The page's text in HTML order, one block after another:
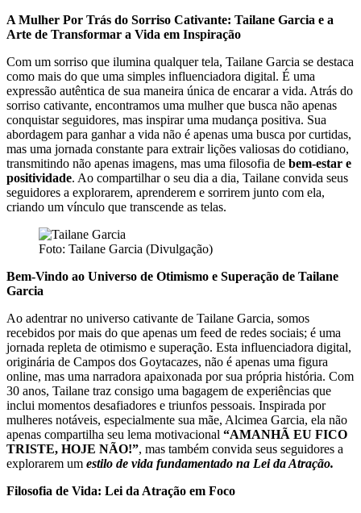
A Mulher Por Trás do Sorriso Cativante: Tailane Garcia e a
Arte de Transformar a Vida em Inspiração
Com um sorriso que ilumina qualquer tela, Tailane Garcia se destaca
como mais do que uma simples influenciadora digital. É uma
expressão autêntica de sua maneira única de encarar a vida. Atrás do
sorriso cativante, encontramos uma mulher que busca não apenas
conquistar seguidores, mas inspirar uma mudança positiva. Sua
abordagem para ganhar a vida não é apenas uma busca por curtidas,
mas uma jornada constante para extrair lições valiosas do cotidiano,
transmitindo não apenas imagens, mas uma filosofia de bem-estar e
positividade. Ao compartilhar o seu dia a dia, Tailane convida seus
seguidores a explorarem, aprenderem e sorrirem junto com ela,
criando um vínculo que transcende as telas.
Foto: Tailane Garcia (Divulgação)
Bem-Vindo ao Universo de Otimismo e Superação de Tailane
Garcia
Ao adentrar no universo cativante de Tailane Garcia, somos
recebidos por mais do que apenas um feed de redes sociais; é uma
jornada repleta de otimismo e superação. Esta influenciadora digital,
originária de Campos dos Goytacazes, não é apenas uma figura
online, mas uma narradora apaixonada por sua própria história. Com
30 anos, Tailane traz consigo uma bagagem de experiências que
inclui momentos desafiadores e triunfos pessoais. Inspirada por
mulheres notáveis, especialmente sua mãe, Alcimea Garcia, ela não
apenas compartilha seu lema motivacional “AMANHÃ EU FICO
TRISTE, HOJE NÃO!”, mas também convida seus seguidores a
explorarem um estilo de vida fundamentado na Lei da Atração.
Filosofia de Vida: Lei da Atração em Foco